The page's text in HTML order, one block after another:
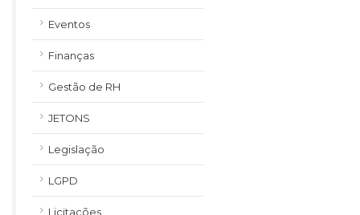
Eventos
Finanças
Gestão de RH
JETONS
Legislação
LGPD
Licitações